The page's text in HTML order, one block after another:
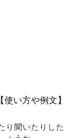
い方や例文】
り聞いたりした